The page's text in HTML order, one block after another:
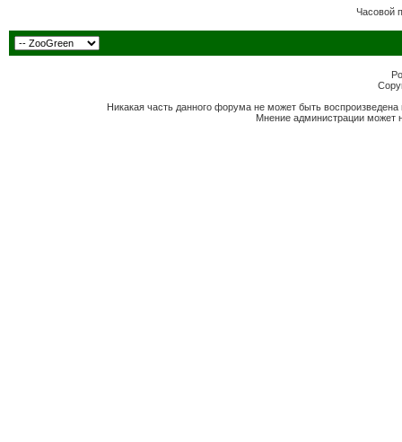
Часовой
Никакая часть данного форума не может быть
Мнение администрации может